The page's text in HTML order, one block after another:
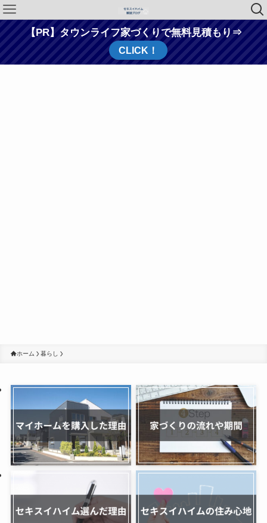
【PR】タウンライフ家づくりで無料見積もり⇒
CLICK！
ホーム 暮らし